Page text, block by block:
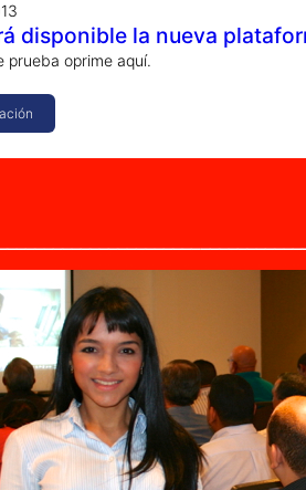
disponible la nueva
prueba oprime aquí.